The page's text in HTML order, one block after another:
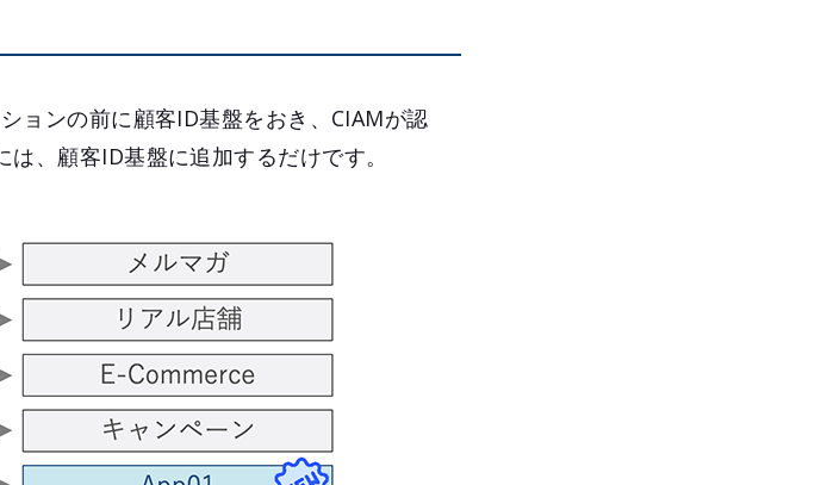
ョンの前に顧客ID基盤をおき、CIAMが認
、顧客ID基盤に追加するだけです。